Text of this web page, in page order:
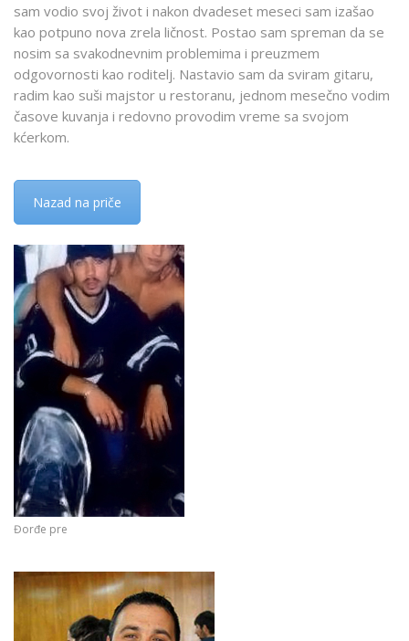
sam vodio svoj život i nakon dvadeset meseci sam izašao
kao potpuno nova zrela ličnost. Postao sam spreman da se
nosim sa svakodnevnim problemima i preuzmem
odgovornosti kao roditelj. Nastavio sam da sviram gitaru,
radim kao suši majstor u restoranu, jednom mesečno vodim
časove kuvanja i redovno provodim vreme sa svojom
kćerkom.
Nazad na priče
Đorđe pre